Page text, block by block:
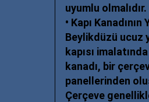
uyumlu olmalıdır.
• Kapı Kanadının
Beylikdüzü ucuz
kapısı
kanadı, bir
panellerinden
Çerçeve